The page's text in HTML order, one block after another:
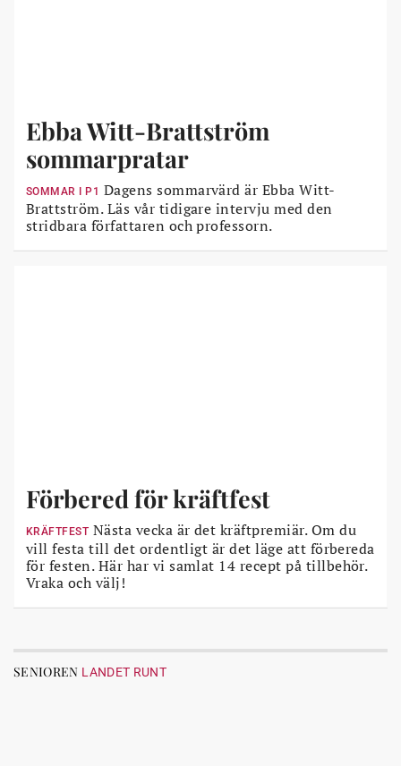
Ebba Witt-Brattström
sommarpratar
SOMMAR I P1 Dagens sommarvärd är Ebba Witt-
Brattström. Läs vår tidigare intervju med den
stridbara författaren och professorn.
Förbered för kräftfest
KRÄFTFEST Nästa vecka är det kräftpremiär. Om du
vill festa till det ordentligt är det läge att förbereda
för festen. Här har vi samlat 14 recept på tillbehör.
Vraka och välj!
SENIOREN LANDET RUNT